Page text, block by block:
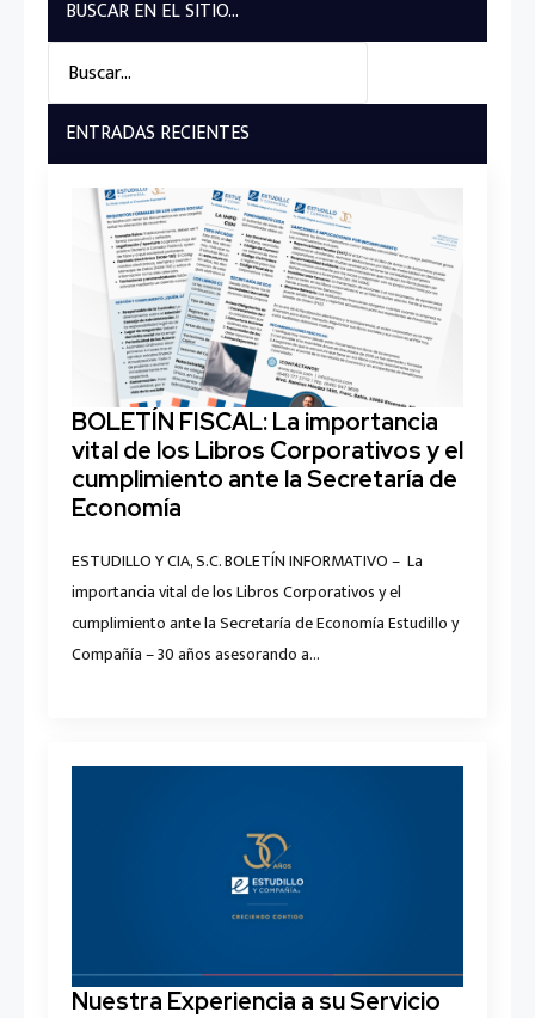
BUSCAR EN EL SITIO...
for:
ENTRADAS RECIENTES
BOLETÍN FISCAL: La importancia
vital de los Libros Corporativos y el
cumplimiento ante la Secretaría de
Economía
ESTUDILLO Y CIA, S.C. BOLETÍN INFORMATIVO – La
importancia vital de los Libros Corporativos y el
cumplimiento ante la Secretaría de Economía Estudillo y
Compañía – 30 años asesorando a…
Nuestra Experiencia a su Servicio